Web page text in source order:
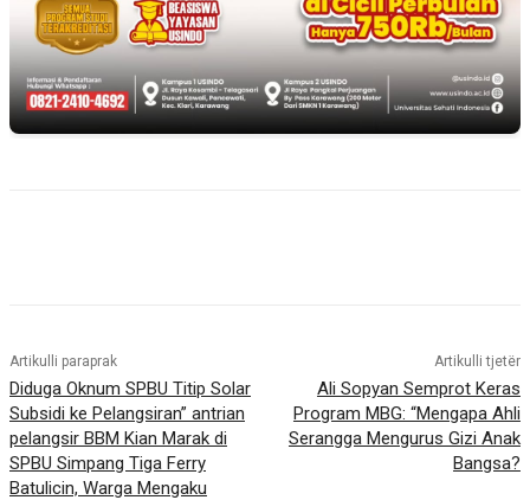
Artikulli paraprak
Diduga Oknum SPBU Titip Solar
Subsidi ke Pelangsiran” antrian
pelangsir BBM Kian Marak di
SPBU Simpang Tiga Ferry
Batulicin, Warga Mengaku
Artikulli tjetër
Ali Sopyan Semprot Keras
Program MBG: “Mengapa Ahli
Serangga Mengurus Gizi Anak
Bangsa?